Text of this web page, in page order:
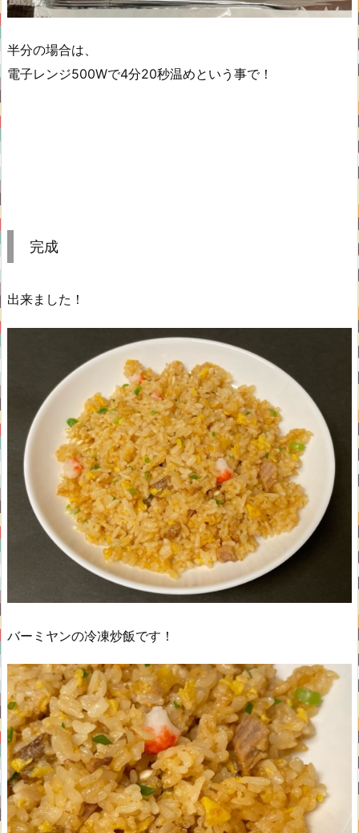
半分の場合は、
電子レンジ500Wで4分20秒温めという事で！
完成
出来ました！
バーミヤンの冷凍炒飯です！